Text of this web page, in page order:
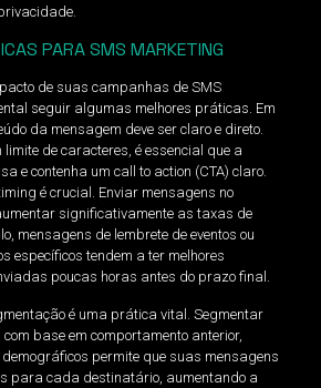
PARA SMS MARKETING
de suas campanhas de SMS
seguir algumas melhores práticas. Em
da mensagem deve ser claro e direto.
limite de caracteres, é essencial que a
e contenha um call to action (CTA) claro.
é crucial. Enviar mensagens no
significativamente as taxas de
mensagens de lembrete de eventos ou
específicos tendem a ter melhores
poucas horas antes do prazo final.
é uma prática vital. Segmentar
base em comportamento anterior,
permite que suas mensagens
para cada destinatário, aumentando a